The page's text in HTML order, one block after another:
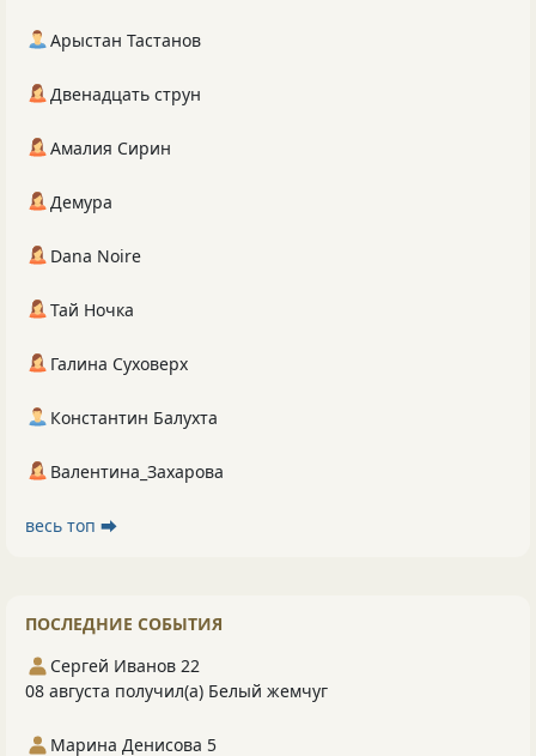
Арыстан Тастанов
Двенадцать струн
Амалия Сирин
Демура
Dana Noire
Тай Ночка
Галина Суховерх
Константин Балухта
Валентина_Захарова
весь топ ⮕
ПОСЛЕДНИЕ СОБЫТИЯ
Сергей Иванов 22
08 августа получил(а) Белый жемчуг
Марина Денисова 5